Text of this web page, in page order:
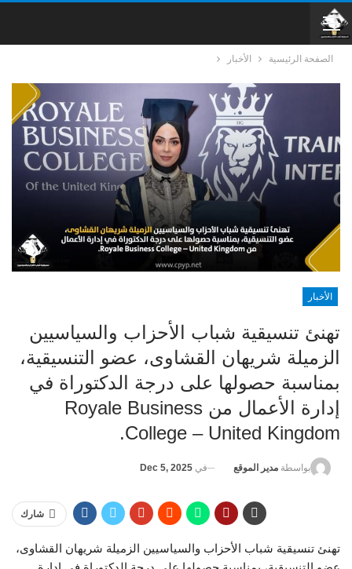
الصفحة الرئيسية الأخبار
الأخبار
تهنئ تنسيقية شباب الأحزاب والسياسيين
الزميلة شريهان القشاوى، عضو التنسيقية،
بمناسبة حصولها على درجة الدكتوراة في
إدارة الأعمال من Royale Business
College – United Kingdom.
بواسطة مدير الموقع في Dec 5, 2025
شارك
تهنئ تنسيقية شباب الأحزاب والسياسيين الزميلة شريهان القشاوى،